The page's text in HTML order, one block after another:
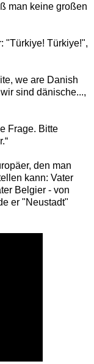
man keine großen
"Türkiye! Türkiye!",
we are Danish
sind dänische...,
Frage. Bitte
den man
kann: Vater
Belgier - von
er "Neustadt"